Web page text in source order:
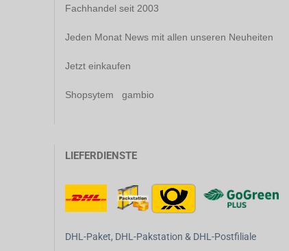
Fachhandel seit 2003
Jeden Monat News mit allen unseren Neuheiten
Jetzt einkaufen
Shopsytem gambio
LIEFERDIENSTE
DHL-Paket, DHL-Pakstation & DHL-Postfiliale